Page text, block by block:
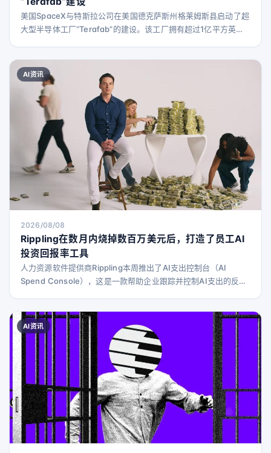
美国SpaceX与特斯拉公司在美国德克萨斯州格莱姆斯县启动了超
大型半导体工厂“Terafab”的建设。该工厂拥有超过1亿平方英尺
需求将超过1太瓦（TW），远远超过当前全球供应量。弥补这一
供需缺口是建立Terafab的主要原因。 该工厂将集成先进的逻辑
设备和存储设备的制造、封装及测
AI资讯
2026/08/08
Rippling在数月内烧掉数百万美元后，打造了员工AI
投资回报率工具
人力资源软件提供商Rippling本周推出了AI支出控制台（AI
Spend Console），这是一款帮助企业跟踪并控制AI支出的反
力，还是仅仅产生了大量无效的AI输出。 公司承诺，这款工具能
显示“哪些工程师的AI支出较高，但他们的同事在代码审查中经常
要求他们返工”，这是
AI资讯